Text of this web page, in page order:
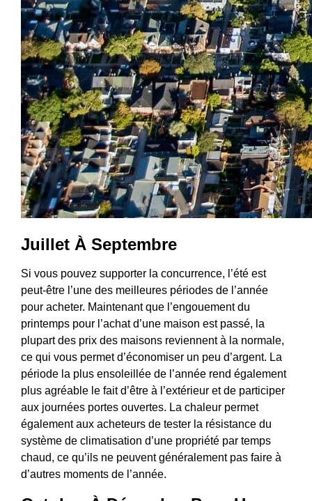
Juillet À Septembre
Si vous pouvez supporter la concurrence, l’été est
peut-être l’une des meilleures périodes de l’année
pour acheter. Maintenant que l’engouement du
printemps pour l’achat d’une maison est passé, la
plupart des prix des maisons reviennent à la normale,
ce qui vous permet d’économiser un peu d’argent. La
période la plus ensoleillée de l’année rend également
plus agréable le fait d’être à l’extérieur et de participer
aux journées portes ouvertes. La chaleur permet
également aux acheteurs de tester la résistance du
système de climatisation d’une propriété par temps
chaud, ce qu’ils ne peuvent généralement pas faire à
d’autres moments de l’année.